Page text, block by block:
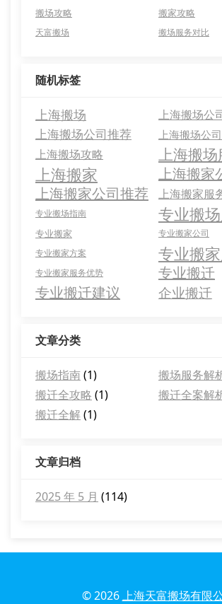
搬场攻略 搬家攻略
天富搬场 搬场服务对比
随机标签
上海搬场 上海搬场公
上海搬场公司推荐 上海搬场公
上海搬场攻略 上海搬场
上海搬家
上海搬家
上海搬家公司推荐
上海搬家服
专业搬场指南 专业搬
专业搬家
专业搬家公司
专业搬家方案
专业搬
专业搬家服务优势
专业搬迁
专业搬迁建议
企业搬迁
文章分类
搬场指南(1) 搬场服务解
搬迁全攻略 (1) 搬迁全案解
搬迁全解(1)
文章归档
2025 年 5 月 (114)
© 2026上海天富搬场有限